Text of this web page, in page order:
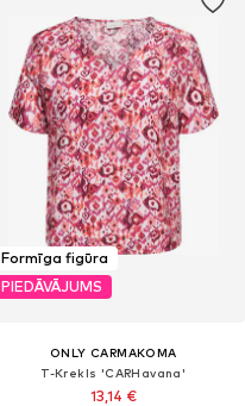
Formīga figūra
PIEDĀVĀJUMS
ONLY CARMAKOMA
T-Krekls 'CARHavana'
13,14 €